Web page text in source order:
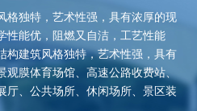
独特，艺术性强，具有浓厚的现
性能优，阻燃又自洁，工艺性能
构建筑风格独特，艺术性强，具有
膜体育场馆、高速公路收费站、
厅、公共场所、休闲场所、景区装